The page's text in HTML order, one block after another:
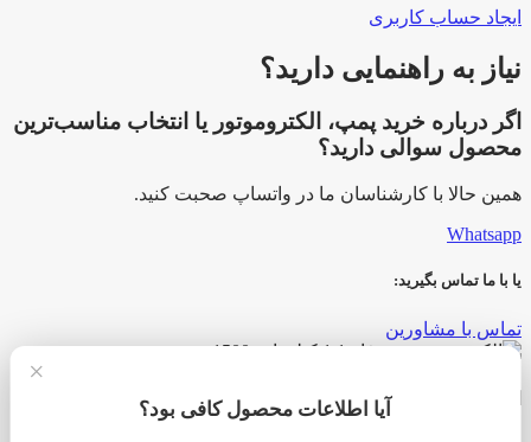
ایجاد حساب کاربری
نیاز به راهنمایی دارید؟
اگر درباره خرید پمپ، الکتروموتور یا انتخاب مناسب‌ترین
محصول سوالی دارید؟
همین حالا با کارشناسان ما در واتساپ صحبت کنید.
Whatsapp
یا با ما تماس بگیرید:
تماس با مشاورین
الکتروموتور سه فاز 1.1 کیلووات 1500 دور زیمنس
×
آیا اطلاعات محصول کافی بود؟